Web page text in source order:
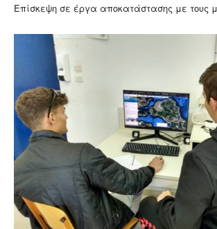
Επίσκεψη σε έργα αποκατάστασης με τους